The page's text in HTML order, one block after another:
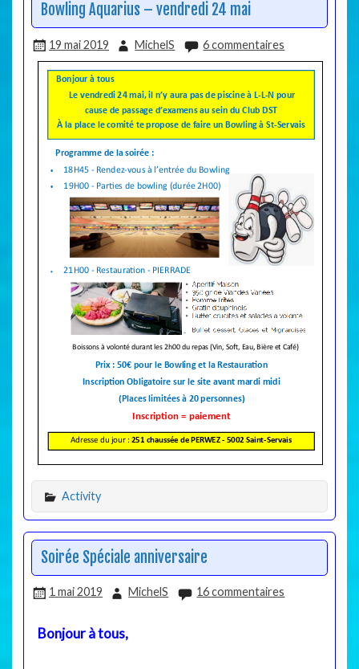
Bowling Aquarius – vendredi 24 mai
19 mai 2019 MichelS 6 commentaires
Activity
Soirée Spéciale anniversaire
1 mai 2019 MichelS 16 commentaires
Bonjour à tous,